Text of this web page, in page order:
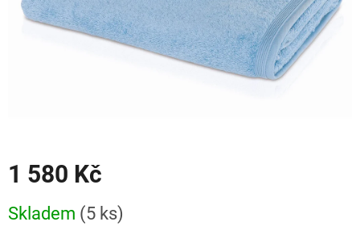
1 580 Kč
cena:
Skladem (5 ks)